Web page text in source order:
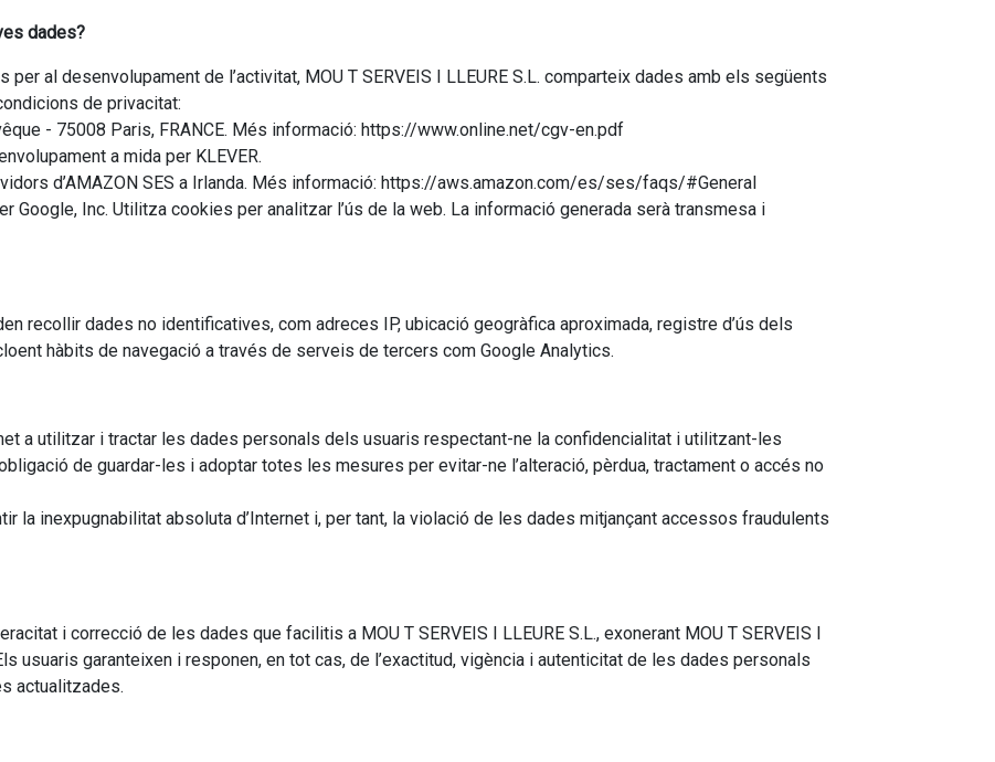
dades?
al desenvolupament de l’activitat, MOU T SERVEIS I LLEURE S.L. comparteix dades amb els següents
de privacitat:
- 75008 Paris, FRANCE. Més informació: https://www.online.net/cgv-en.pdf
a mida per KLEVER.
d’AMAZON SES a Irlanda. Més informació: https://aws.amazon.com/es/ses/faqs/#General
Google, Inc. Utilitza cookies per analitzar l’ús de la web. La informació generada serà transmesa i
recollir dades no identificatives, com adreces IP, ubicació geogràfica aproximada, registre d’ús dels
hàbits de navegació a través de serveis de tercers com Google Analytics.
a utilitzar i tractar les dades personals dels usuaris respectant-ne la confidencialitat i utilitzant-les
de guardar-les i adoptar totes les mesures per evitar-ne l’alteració, pèrdua, tractament o accés no
la inexpugnabilitat absoluta d’Internet i, per tant, la violació de les dades mitjançant accessos fraudulents
i correcció de les dades que facilitis a MOU T SERVEIS I LLEURE S.L., exonerant MOU T SERVEIS I
usuaris garanteixen i responen, en tot cas, de l’exactitud, vigència i autenticitat de les dades personals
actualitzades.